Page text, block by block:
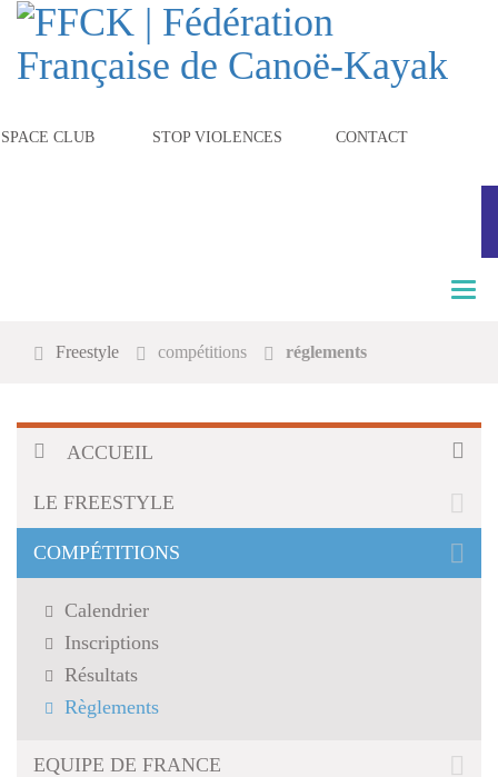
CLUB STOP VIOLENCES CONTACT
T
n
i
Freestyle compétitions réglements
ACCUEIL
LE FREESTYLE
COMPÉTITIONS
Calendrier
Inscriptions
Résultats
Règlements
EQUIPE DE FRANCE